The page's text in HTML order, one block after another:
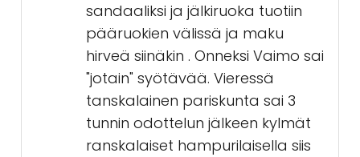
sandaaliksi ja jälkiruoka tuotiin
pääruokien välissä ja maku
hirveä siinäkin . Onneksi Vaimo sai
"jotain" syötävää. Vieressä
tanskalainen pariskunta sai 3
tunnin odottelun jälkeen kylmät
ranskalaiset hampurilaisella siis